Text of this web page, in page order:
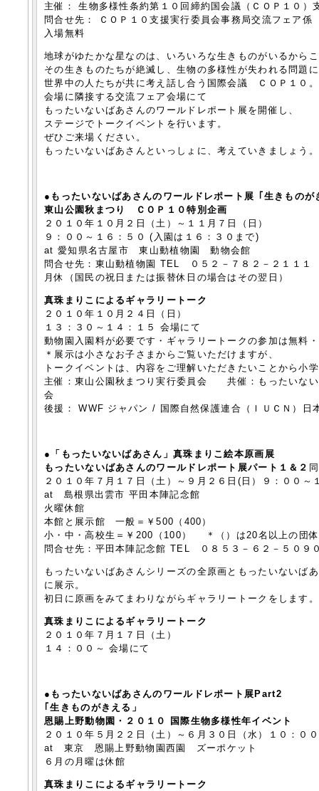
主催： 生物多様性条約第１０回締約国会議（ＣＯＰ１０）
問合せ先： ＣＯＰ１０支援実行委員会事務局交流フェア
入場無料
地球がゆたかな星なのは、いろいろな生きものがいるから
その生きものたちが絶滅し、生物の多様性が失われる問題
世界中の人たちが共に考え話し合う国際会議 ＣＯＰ１０。
会場に隣接する交流フェア会場にて
もったいないばあさんのワールドレポート展を開催し、
ステージでトークイベントを行います。
ぜひご来場ください。
もったいないばあさんといっしょに、考えていきましょう。
●もったいないばあさんのワールドレポート展 ｢生きものが
東山公園秋まつり ＣＯＰ１０特別企画
２０１０年１０月２日（土）～１１月７日（日）
９：００～１６：５０ (入園は１６：３０まで)
at 愛知県名古屋市 東山動植物園 動物会館
問合せ先：東山動植物園 TEL ０５２－７８２－２１１１
月休（国民の祝日または振替休日の場合はその翌日）
真珠まりこによるギャラリートーク
２０１０年１０月２４日（日）
１３：３０～１４：１５ 会場にて
動物園入園料が必要です・ギャラリートークの参加は無料
＊展示は小さなお子さまからご覧いただけますが、
トークイベントは、内容をご理解いただきたいことから小
主催：東山公園秋まつり実行委員会 共催：もったいない
会
後援： WWF ジャパン / 国際自然保護連合（ＩＵＣＮ）日
●「もったいないばあさん」真珠まりこ絵本原画展
もったいないばあさんのワールドレポート展パート１＆２
２０１０年７月１７日（土）～９月２６日(日）９：００～
at 島根県出雲市 平田本陣記念館
火曜休館
本館と展示館 一般＝￥500（400）
小・中・高校生＝￥200（100） ＊（）は20名以上の団
問合せ先：平田本陣記念館 TEL ０８５３－６２－５０９
もったいないばあさんシリーズの全原画ともったいないば
に展示。
初日に原画をみてまわりながらギャラリートークをします。
真珠まりこによるギャラリートーク
２０１０年７月１７日（土）
１４：００～ 会場にて
● もったいないばあさんのワールドレポート展Part2
｢生きものがきえる」
恩賜上野動物園・２０１０ 国際生物多様性年イベント
２０１０年５月２２日（土）～６月３０日（水）１０：０
at 東京 恩賜上野動物園西園 ズーポケット
６月の月曜は休館
真珠まりこによるギャラリートーク